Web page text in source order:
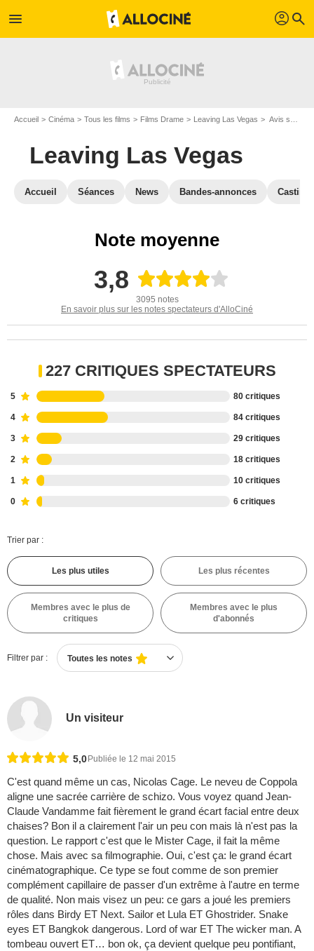
menu profil search
Accueil Cinéma Tous les films Films Drame Leaving Las Vegas Avis sur Leaving Las Vegas
Leaving Las Vegas
Accueil Séances News Bandes-annonces Casting
Note moyenne
3,8
3095 notes
En savoir plus sur les notes spectateurs d'AlloCiné
227 CRITIQUES SPECTATEURS
5 80 critiques
4 84 critiques
3 29 critiques
2 18 critiques
1 10 critiques
0 6 critiques
Trier par :
Les plus utiles Les plus récentes
Membres avec le plus de
critiques
Membres avec le plus
d'abonnés
Filtrer par : Toutes les notes
Un visiteur
5,0 Publiée le 12 mai 2015
C'est quand même un cas, Nicolas Cage. Le neveu de Coppola
aligne une sacrée carrière de schizo. Vous voyez quand Jean-
Claude Vandamme fait fièrement le grand écart facial entre deux
chaises? Bon il a clairement l'air un peu con mais là n'est pas la
question. Le rapport c'est que le Mister Cage, il fait la même
chose. Mais avec sa filmographie. Oui, c'est ça: le grand écart
cinématographique. Ce type se fout comme de son premier
complément capillaire de passer d'un extrême à l'autre en terme
de qualité. Non mais visez un peu: ce gars a joué les premiers
rôles dans Birdy ET Next. Sailor et Lula ET Ghostrider. Snake
eyes ET Bangkok dangerous. Lord of war ET The wicker man. A
tombeau ouvert ET… bon ok, ça devient quelque peu pontifiant,